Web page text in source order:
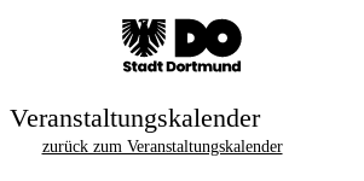
Veranstaltungskalender
zurück zum Veranstaltungskalender